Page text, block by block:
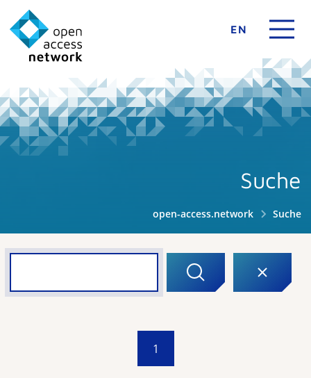
EN
Suche
open-access.network Suche
1